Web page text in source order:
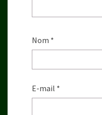
Nom *
E-mail *